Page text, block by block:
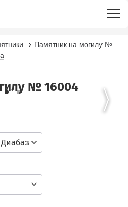
Памятник на могилу №
№ 16004